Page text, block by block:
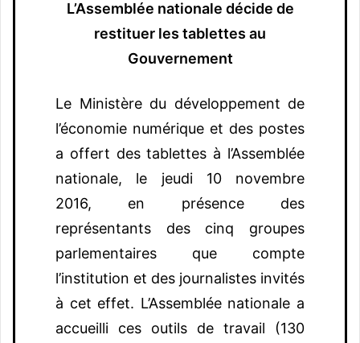
L’Assemblée nationale décide de
restituer les tablettes au
Gouvernement
Le Ministère du développement de
l’économie numérique et des postes
a offert des tablettes à l’Assemblée
nationale, le jeudi 10 novembre
2016, en présence des
représentants des cinq groupes
parlementaires que compte
l’institution et des journalistes invités
à cet effet. L’Assemblée nationale a
accueilli ces outils de travail (130